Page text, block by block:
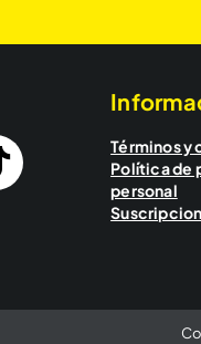
Términos y
Política de
personal